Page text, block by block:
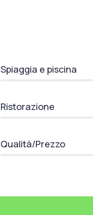
Spiaggia e piscina
Ristorazione
Qualità/Prezzo